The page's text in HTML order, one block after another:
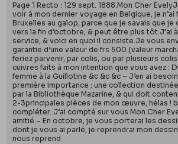
Page 1 Recto : 129 sept. 1888.Mon Cher
voir à mon dernier voyage en Belgique, je
Bruxelles au galop, parce que je savais que
vers la fin d’octobre, & peut être plus tôt.J’ai
service, & voici en quoi il consiste.Je vous
garantie d’une valeur de frs 500 (valeur
feriez parvenir, par colis, ou par plusieurs
cuivres faits à mon intention que vous avez :
femme à la Guillotine &c &c &c – J’en ai
première importance ; une collection destinée
par la Bibliothèque Mazarine, & qui doit
2-3principales pièces de mon œuvre, hélas !
compléter. J’ai compté sur vous Mon Cher
amitié.– En octobre, je vous porterai les
dont je vous ai parlé, je reprendrai mon
nous reprend